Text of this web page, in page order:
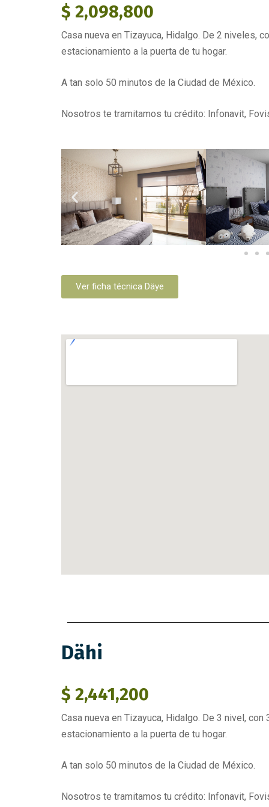
$ 2,098,800
Casa nueva en Tizayuca, Hidalgo. De 2 niveles,
estacionamiento a la puerta de tu hogar.
A tan solo 50 minutos de la Ciudad de México.
Nosotros te tramitamos tu crédito: Infonavit,
Ver ficha técnica Däye
Dähi
$ 2,441,200
Casa nueva en Tizayuca, Hidalgo. De 3 nivel,
estacionamiento a la puerta de tu hogar.
A tan solo 50 minutos de la Ciudad de México.
Nosotros te tramitamos tu crédito: Infonavit,